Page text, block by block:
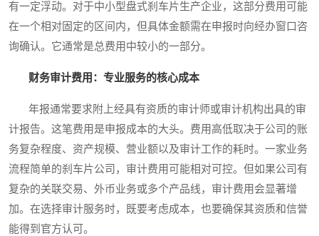
有一定浮动。对于中小型盘式刹车片生产企业，这部分费用可能
在一个相对固定的区间内，但具体金额需在申报时向经办窗口咨
询确认。它通常是总费用中较小的一部分。
财务审计费用：专业服务的核心成本
年报通常要求附上经具有资质的审计师或审计机构出具的审
计报告。这笔费用是申报成本的大头。费用高低取决于公司的账
务复杂程度、资产规模、营业额以及审计工作的耗时。一家业务
流程简单的刹车片公司，审计费用可能相对可控。但如果公司有
复杂的关联交易、外币业务或多个产品线，审计费用会显著增
加。在选择审计服务时，既要考虑成本，也要确保其资质和信誉
能得到官方认可。